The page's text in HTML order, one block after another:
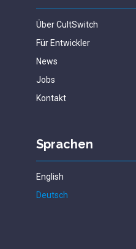
Über CultSwitch
Für Entwickler
News
Jobs
Kontakt
Sprachen
English
Deutsch